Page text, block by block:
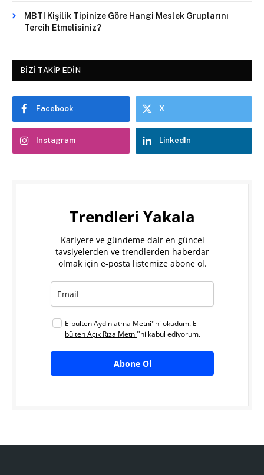
MBTI Kişilik Tipinize Göre Hangi Meslek Gruplarını
Tercih Etmelisiniz?
BIZI TAKIP EDIN
Facebook X
Instagram LinkedIn
Trendleri Yakala
Kariyere ve gündeme dair en güncel
tavsiyelerden ve trendlerden haberdar
olmak için e-posta listemize abone ol.
E-bültenAydınlatma Metni''ni okudum. E-
bülten Açık Rıza Metni''ni kabul ediyorum.
Abone Ol